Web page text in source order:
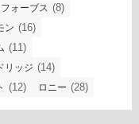
ォーブス (8)
ン (16)
(11)
リッジ (14)
(12) ロニー (28)